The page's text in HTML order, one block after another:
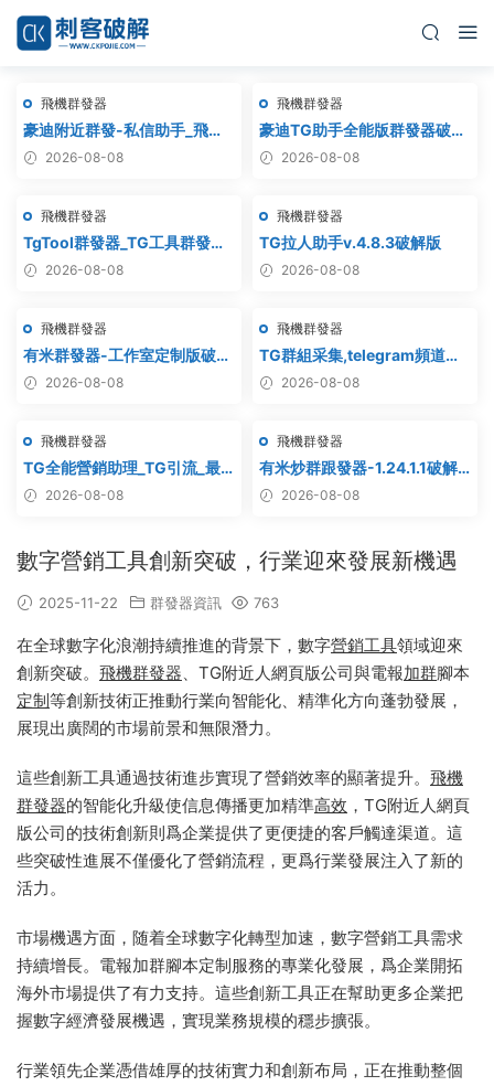
飛機群發器
豪迪附近群發-私信助手_飛機
附近群發,TG電報附近私
2026-08-08
飛機群發器
豪迪TG助手全能版群發器破解
版 2026-08-08
飛機群發器
TgTool群發器_TG工具群發器_
最新破解版
2026-08-08
飛機群發器
TG拉人助手v.4.8.3破解版
2026-08-08
飛機群發器
有米群發器-工作室定制版破解
版 2026-08-08
飛機群發器
TG群組采集,telegram頻道采
集,電報群鏈接采集,飛機頻道鏈
2026-08-08
飛機群發器
TG全能營銷助理_TG引流_最
新破解版
2026-08-08
飛機群發器
有米炒群跟發器-1.24.1.1破解
版 2026-08-08
數字營銷工具創新突破，行業迎來發展新機遇
2025-11-22 群發器資訊 763
在全球數字化浪潮持續推進的背景下，數字營銷工具領域迎來
創新突破。 飛機群發器、TG附近人網頁版公司與電報加群腳本
定制等創新技術正推動行業向智能化、精準化方向蓬勃發展，
展現出廣闊的市場前景和無限潛力。
這些創新工具通過技術進步實現了營銷效率的顯著提升。 飛機
群發器的智能化升級使信息傳播更加精準高效 ，TG附近人網頁
版公司的技術創新則爲企業提供了更便捷的客戶觸達渠道。這
些突破性進展不僅優化了營銷流程，更爲行業發展注入了新的
活力。
市場機遇方面，随着全球數字化轉型加速，數字營銷工具需求
持續增長。電報加群腳本定制服務的專業化發展，爲企業開拓
海外市場提供了有力支持。這些創新工具正在幫助更多企業把
握數字經濟發展機遇，實現業務規模的穩步擴張。
行業領先企業憑借雄厚的技術實力和創新布局，正在推動整個